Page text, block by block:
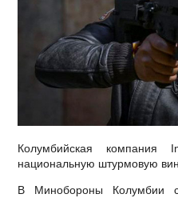
Колумбийская компания
национальную штурмовую
В Минобороны Колумбии